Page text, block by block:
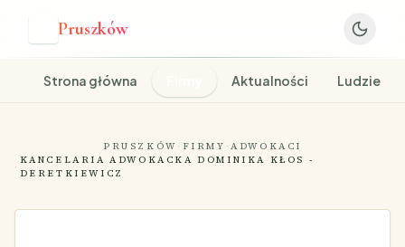
Pruszków
Strona główna Aktualności Ludzie
PRUSZKÓW · FIRMY ·ADWOKACI
·
KANCELARIA ADWOKACKA DOMINIKA KŁOS -
DERETKIEWICZ